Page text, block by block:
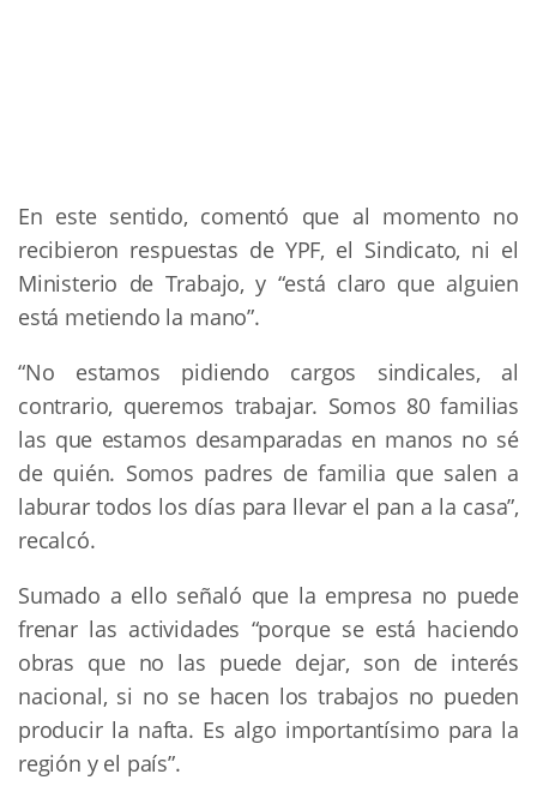
En este sentido, comentó que al momento no
recibieron respuestas de YPF, el Sindicato, ni el
Ministerio de Trabajo, y “está claro que alguien
está metiendo la mano”.
“No estamos pidiendo cargos sindicales, al
contrario, queremos trabajar. Somos 80 familias
las que estamos desamparadas en manos no sé
de quién. Somos padres de familia que salen a
laburar todos los días para llevar el pan a la casa”,
recalcó.
Sumado a ello señaló que la empresa no puede
frenar las actividades “porque se está haciendo
obras que no las puede dejar, son de interés
nacional, si no se hacen los trabajos no pueden
producir la nafta. Es algo importantísimo para la
región y el país”.